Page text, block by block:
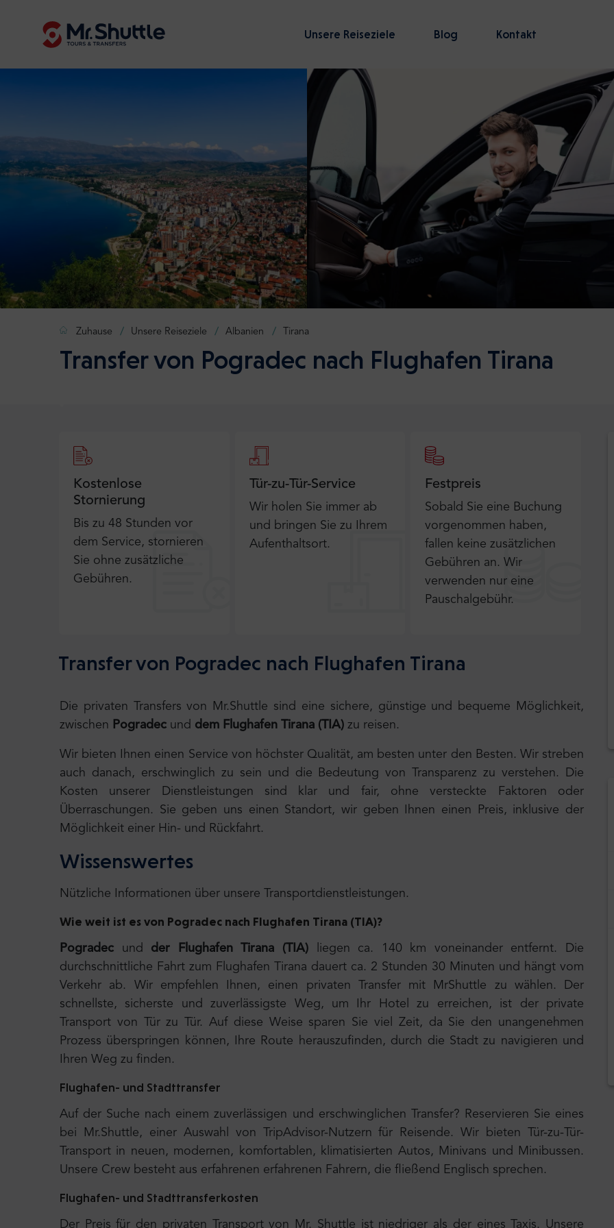
Unsere Reiseziele Blog Kontakt
Zuhause Unsere Reiseziele Albanien Tirana
Transfer von Pogradec nach Flughafen Tirana
Kostenlose
Stornierung
Bis zu 48 Stunden vor
dem Service, stornieren
Sie ohne zusätzliche
Gebühren.
Tür-zu-Tür-Service
Wir holen Sie immer ab
und bringen Sie zu Ihrem
Aufenthaltsort.
Festpreis
Sobald Sie eine Buchung
vorgenommen haben,
fallen keine zusätzlichen
Gebühren an. Wir
verwenden nur eine
Pauschalgebühr.
Transfer von Pogradec nach Flughafen Tirana
Die privaten Transfers von Mr.Shuttle sind eine sichere, günstige und bequeme Möglichkeit,
zwischen Pogradec und dem Flughafen Tirana (TIA) zu reisen.
Wir bieten Ihnen einen Service von höchster Qualität, am besten unter den Besten. Wir streben
auch danach, erschwinglich zu sein und die Bedeutung von Transparenz zu verstehen. Die
Kosten unserer Dienstleistungen sind klar und fair, ohne versteckte Faktoren oder
Überraschungen. Sie geben uns einen Standort, wir geben Ihnen einen Preis, inklusive der
Möglichkeit einer Hin- und Rückfahrt.
Wissenswertes
Nützliche Informationen über unsere Transportdienstleistungen.
Wie weit ist es von Pogradec nach Flughafen Tirana (TIA)?
Pogradec und der Flughafen Tirana (TIA)liegen ca. 140 km voneinander entfernt. Die
durchschnittliche Fahrt zum Flughafen Tirana dauert ca. 2 Stunden 30 Minuten und hängt vom
Verkehr ab. Wir empfehlen Ihnen, einen privaten Transfer mit MrShuttle zu wählen. Der
schnellste, sicherste und zuverlässigste Weg, um Ihr Hotel zu erreichen, ist der private
Transport von Tür zu Tür. Auf diese Weise sparen Sie viel Zeit, da Sie den unangenehmen
Prozess überspringen können, Ihre Route herauszufinden, durch die Stadt zu navigieren und
Ihren Weg zu finden.
Flughafen- und Stadttransfer
Auf der Suche nach einem zuverlässigen und erschwinglichen Transfer? Reservieren Sie eines
bei Mr.Shuttle, einer Auswahl von TripAdvisor-Nutzern für Reisende. Wir bieten Tür-zu-Tür-
Transport in neuen, modernen, komfortablen, klimatisierten Autos, Minivans und Minibussen.
Unsere Crew besteht aus erfahrenen erfahrenen Fahrern, die fließend Englisch sprechen.
Flughafen- und Stadttransferkosten
Der Preis für den privaten Transport von Mr. Shuttle ist niedriger als der eines Taxis. Unsere